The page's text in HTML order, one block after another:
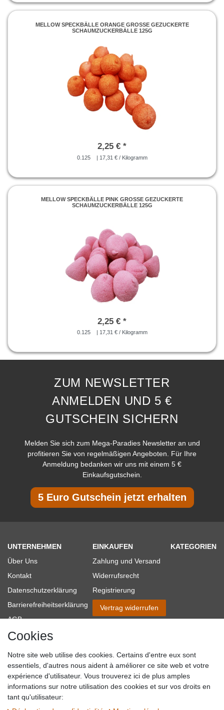
MELLOW SPECKBÄLLE ORANGE GROSSE GEZUCKERTE S
CHAUMZUCKERBÄLLE 125G
2,25 € *
0.125 | 17,31 € / Kilogramm
MELLOW SPECKBÄLLE PINK GROSSE GEZUCKERTE S
CHAUMZUCKERBÄLLE 125G
2,25 € *
0.125 | 17,31 € / Kilogramm
ZUM NEWSLETTER
ANMELDEN UND 5 €
GUTSCHEIN SICHERN
Melden Sie sich zum Mega-Paradies Newsletter an und
profitieren Sie von regelmäßigen Angeboten. Für Ihre
Anmeldung bedanken wir uns mit einem 5 €
Einkaufsgutschein.
5 Euro Gutschein jetzt erhalten
UNTERNEHMEN
Über Uns
Kontakt
Datenschutzerklärung
Barrierefreiheitserklärung
AGB
Impressum
Blog
EINKAUFEN
Zahlung und Versand
Widerrufsrecht
Registrierung
Vertrag widerrufen
KATEGORIEN
SICHER EINKAUFEN WIR AKZEPTIEREN
Cookies
Notre site web utilise des cookies. Certains d'entre eux sont
essentiels, d'autres nous aident à améliorer ce site web et votre
expérience d'utilisateur. Vous trouverez ici de plus amples
informations sur notre utilisation des cookies et sur vos droits en
tant qu'utilisateur: